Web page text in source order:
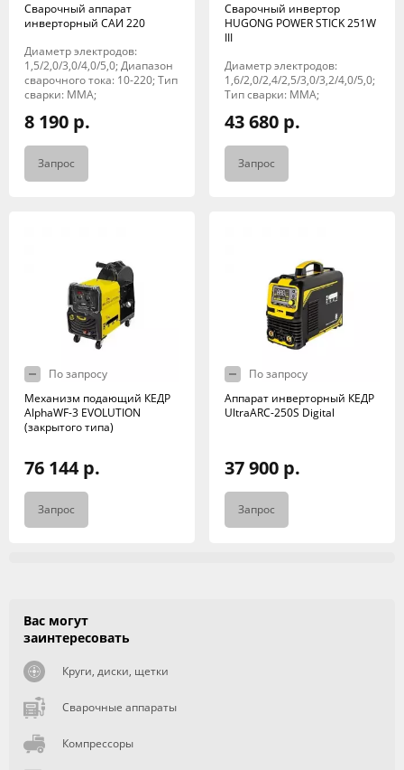
Сварочный аппарат
инверторный САИ 220
Диаметр электродов:
1,5/2,0/3,0/4,0/5,0; Диапазон
сварочного тока: 10-220; Тип
сварки: MMA;
8 190 р.
Запрос
Сварочный инвертор
HUGONG POWER STICK 251W
III
Диаметр электродов:
1,6/2,0/2,4/2,5/3,0/3,2/4,0/5,0;
Тип сварки: MMA;
43 680 р.
Запрос
По запросу
Механизм подающий КЕДР
AlphaWF-3 EVOLUTION
(закрытого типа)
76 144 р.
Запрос
По запросу
Аппарат инверторный КЕДР
UltraARC-250S Digital
37 900 р.
Запрос
Вас могут
заинтересовать
Круги, диски, щетки
Сварочные аппараты
Компрессоры